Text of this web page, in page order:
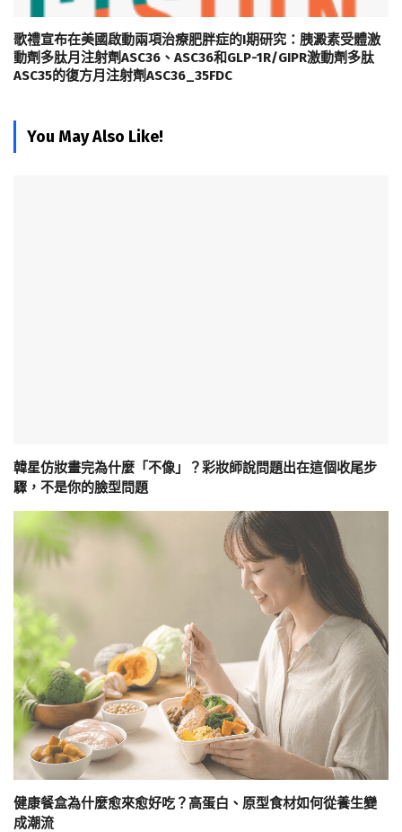
歌禮宣布在美國啟動兩項治療肥胖症的I期研究：胰澱素受體激
動劑多肽月注射劑ASC36、ASC36和GLP-1R/GIPR激動劑多肽
ASC35的復方月注射劑ASC36_35FDC
You May Also Like!
韓星仿妝畫完為什麼「不像」？彩妝師說問題出在這個收尾步
驟，不是你的臉型問題
健康餐盒為什麼愈來愈好吃？高蛋白、原型食材如何從養生變
成潮流